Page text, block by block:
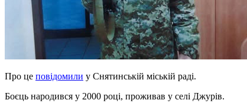
Про це повідомили у Снятинській міській раді.
Боєць народився у 2000 році, проживав у селі Джурів.